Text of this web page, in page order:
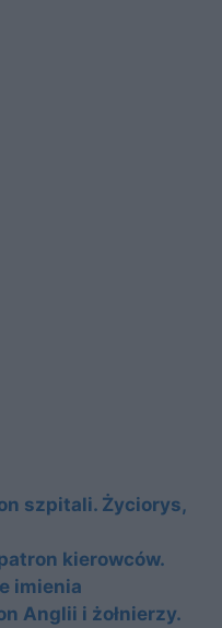
szpitali. Życiorys,
kierowców.
imienia
Anglii i żołnierzy.